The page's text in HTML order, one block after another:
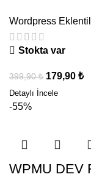
Wordpress
Stokta var
399,90₺ 179,90 ₺
-55%
WPMU DEV